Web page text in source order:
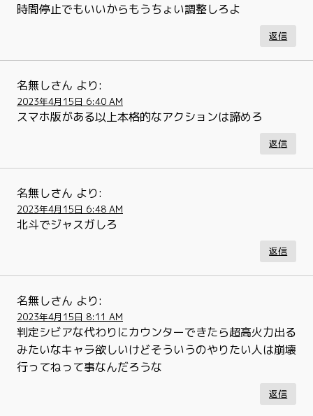
時間停止でもいいからもうちょい調整しろよ
返信
名無しさん より:
2023年4月15日 6:40 AM
スマホ版がある以上本格的なアクションは諦めろ
返信
名無しさん より:
2023年4月15日 6:48 AM
北斗でジャスガしろ
返信
名無しさん より:
2023年4月15日 8:11 AM
判定シビアな代わりにカウンターできたら超高火力出る
みたいなキャラ欲しいけどそういうのやりたい人は崩壊
行ってねって事なんだろうな
返信